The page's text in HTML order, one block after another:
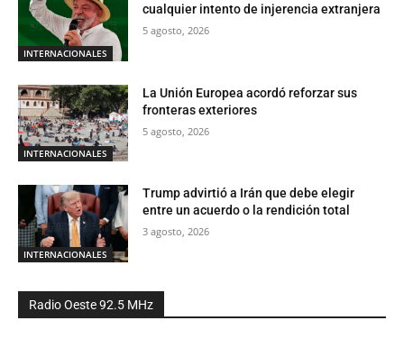
INTERNACIONALES
cualquier intento de injerencia extranjera
5 agosto, 2026
INTERNACIONALES
La Unión Europea acordó reforzar sus
fronteras exteriores
5 agosto, 2026
INTERNACIONALES
Trump advirtió a Irán que debe elegir
entre un acuerdo o la rendición total
3 agosto, 2026
Radio Oeste 92.5 MHz